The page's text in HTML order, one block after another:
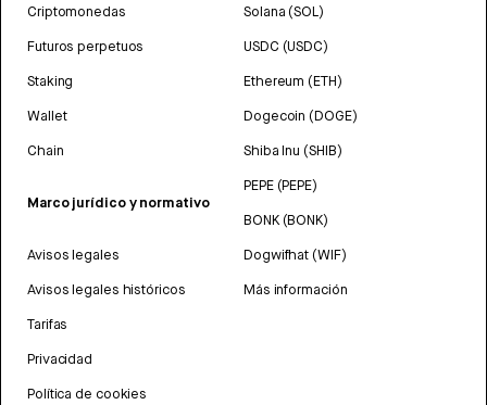
Criptomonedas
Futuros perpetuos
Staking
Wallet
Chain
Marco jurídico y normativo
Avisos legales
Avisos legales históricos
Tarifas
Privacidad
Política de cookies
Solana (SOL)
USDC (USDC)
Ethereum (ETH)
Dogecoin (DOGE)
Shiba Inu (SHIB)
PEPE (PEPE)
BONK (BONK)
Dogwifhat (WIF)
Más información